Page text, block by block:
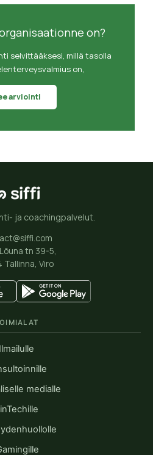
on?
selvittääksesi, millä tasolla
on,
arviointi
ja coachingpalvelut.
tn 39-5,
Tallinna, Viro
Ilmailulle
medialle